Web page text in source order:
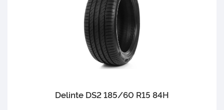
Delinte DS2 185/60 R15 84H